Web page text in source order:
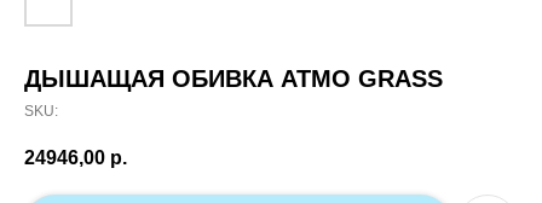
ДЫШАЩАЯ ОБИВКА ATMO GRASS
SKU:
24946,00 р.